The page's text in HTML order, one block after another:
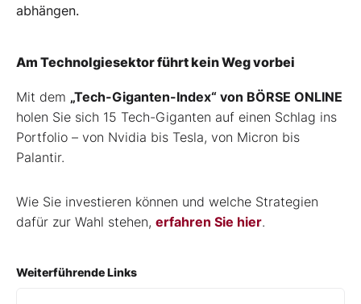
abhängen.
Am Technolgiesektor führt kein Weg vorbei
Mit dem „Tech-Giganten-Index“ von BÖRSE ONLINE
holen Sie sich 15 Tech-Giganten auf einen Schlag ins
Portfolio – von Nvidia bis Tesla, von Micron bis
Palantir.
Wie Sie investieren können und welche Strategien
dafür zur Wahl stehen, erfahren Sie hier.
Weiterführende Links